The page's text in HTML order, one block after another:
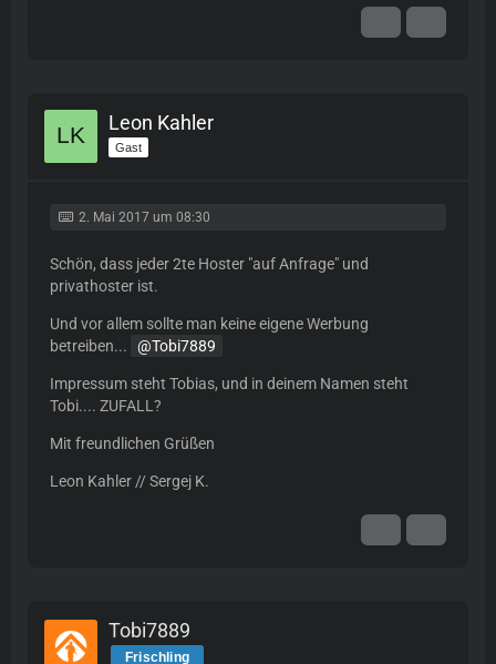
Leon Kahler
Gast
2. Mai 2017 um 08:30
Schön, dass jeder 2te Hoster "auf Anfrage" und
privathoster ist.
Und vor allem sollte man keine eigene Werbung
betreiben...
Tobi7889
Impressum steht Tobias, und in deinem Namen steht
Tobi.... ZUFALL?
Mit freundlichen Grüßen
Leon Kahler // Sergej K.
Tobi7889
Frischling